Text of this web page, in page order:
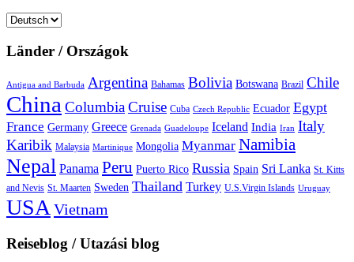
Sprache
Länder / Országok
Antigua and Barbuda Argentina Bahamas Bolivia Botswana Brazil Chile
China ColumbiaCruise Cuba Czech Republic Ecuador Egypt
France Germany Greece Grenada Guadeloupe Iceland India Iran Italy
Karibik Malaysia Martinique Mongolia Myanmar Namibia
Nepal Panama Peru Puerto Rico Russia Spain Sri Lanka St. Kitts
and Nevis St. Maarten Sweden Thailand Turkey U.S.Virgin Islands Uruguay
USAVietnam
Reiseblog / Utazási blog